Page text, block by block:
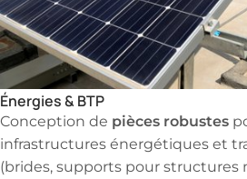
Énergies & BTP
Conception de pièces robustes
infrastructures énergétiques et
(brides, supports pour structures